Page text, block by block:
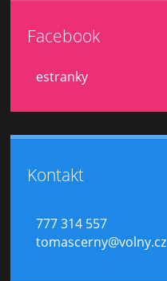
Facebook
estranky
Kontakt
777 314 557
tomascerny@volny.cz